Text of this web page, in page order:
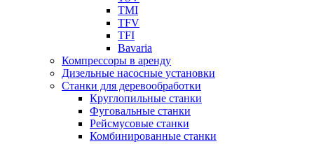
TMI
TFV
TFI
Bavaria
Компрессоры в аренду
Дизельные насосные установки
Станки для деревообработки
Круглопильные станки
Фуговальные станки
Рейсмусовые станки
Комбинированные станки